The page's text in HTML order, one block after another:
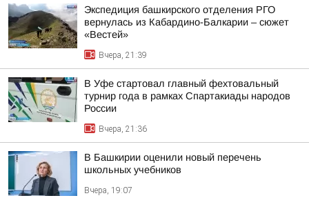
Экспедиция башкирского отделения РГО
вернулась из Кабардино-Балкарии – сюжет
«Вестей»
Вчера, 21:39
В Уфе стартовал главный фехтовальный
турнир года в рамках Спартакиады народов
России
Вчера, 21:36
В Башкирии оценили новый перечень
школьных учебников
Вчера, 19:07